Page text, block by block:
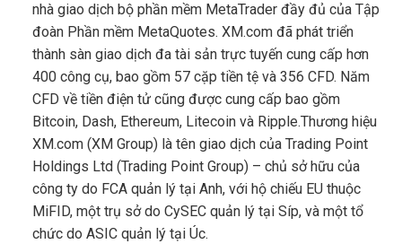
nhà giao dịch bộ phần mềm MetaTrader đầy đủ của Tập
đoàn Phần mềm MetaQuotes. XM.com đã phát triển
thành sàn giao dịch đa tài sản trực tuyến cung cấp hơn
400 công cụ, bao gồm 57 cặp tiền tệ và 356 CFD. Năm
CFD về tiền điện tử cũng được cung cấp bao gồm
Bitcoin, Dash, Ethereum, Litecoin và Ripple.Thương hiệu
XM.com (XM Group) là tên giao dịch của Trading Point
Holdings Ltd (Trading Point Group) – chủ sở hữu của
công ty do FCA quản lý tại Anh, với hộ chiếu EU thuộc
MiFID, một trụ sở do CySEC quản lý tại Síp, và một tổ
chức do ASIC quản lý tại Úc.